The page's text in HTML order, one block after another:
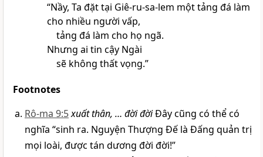
“Nầy, Ta đặt tại Giê-ru-sa-lem một tảng đá làm
cho nhiều người vấp,
tảng đá làm cho họ ngã.
Nhưng ai tin cậy Ngài
sẽ không thất vọng.”
Footnotes
Rô-ma 9:5xuất thân, … đời đờiĐây cũng có thể có
nghĩa “sinh ra. Nguyện Thượng Đế là Đấng quản trị
mọi loài, được tán dương đời đời!”